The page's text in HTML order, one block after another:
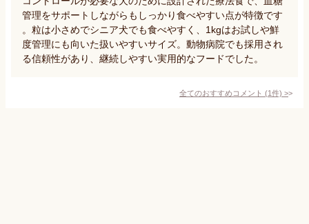
管理をサポートしながらもしっかり食べやすい点が特徴です
。粒は小さめでシニア犬でも食べやすく、1kgはお試しや鮮
度管理にも向いた扱いやすいサイズ。動物病院でも採用され
る信頼性があり、継続しやすい実用的なフードでした。
全てのおすすめコメント (1件) >